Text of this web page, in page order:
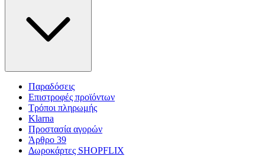
δικτύωσης, διαφημίσεων και ανάλυσης.
Παραδόσεις
Επιστροφές προϊόντων
Τρόποι πληρωμής
Klarna
Προστασία αγορών
Άρθρο 39
Δωροκάρτες SHOPFLIX